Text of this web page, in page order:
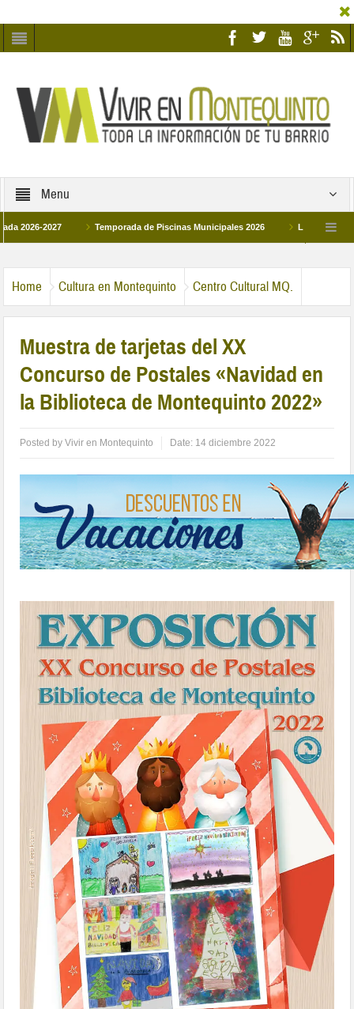
Menu
2027 Temporada de Piscinas Municipales 2026 Los Campus de
Home Cultura en Montequinto Centro Cultural MQ.
Muestra de tarjetas del XX
Concurso de Postales «Navidad en
la Biblioteca de Montequinto 2022»
Posted byVivir en Montequinto Date: 14 diciembre 2022